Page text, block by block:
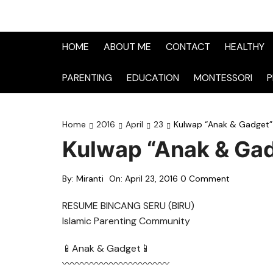
HOME ABOUT ME CONTACT HEALTHY
PARENTING EDUCATION MONTESSORI
Home 2016 April 23 Kulwap “Anak & Gadget”
Kulwap “Anak &
By: Miranti On: April 23, 2016 0 Comment
RESUME BINCANG SERU (BIRU)
Islamic Parenting Community
📱Anak & Gadget📱
〰〰〰〰〰〰〰〰〰〰〰